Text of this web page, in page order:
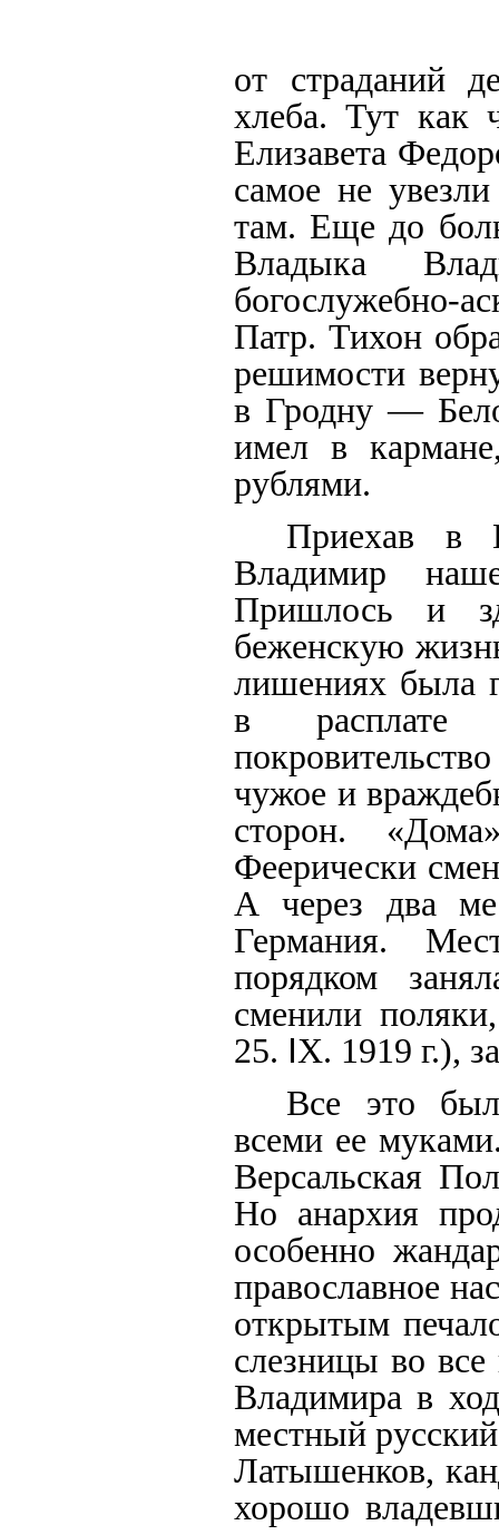
от страданий
хлеба. Тут как
Елизавета
самое не
там. Еще до
Владыка
богослужебно-
Патр. Тихон
решимости
в Гродну —
имел в
рублями.
Приехав в
Владимир
Пришлось и
беженскую
лишениях была
в расплате
чужое и
сторон.
Феерически
А через два
Германия.
порядком
сменили
25. IХ. 1919 г.),
Все это
всеми ее
Версальская
Но анархия
особенно
православное
открытым
слезницы во
Владимира в
местный
Латышенков,
хорошо